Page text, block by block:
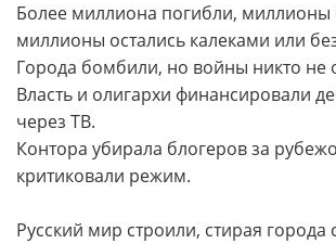
Более миллиона погибли, миллионы
миллионы остались калеками или
Города бомбили, но войны никто не
Власть и олигархи финансировали
через ТВ.
Контора убирала блогеров за
критиковали режим.
Русский мир строили, стирая города